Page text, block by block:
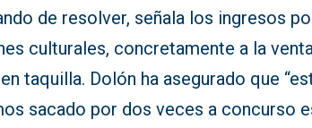
de resolver, señala los ingresos
culturales, concretamente a la
taquilla. Dolón ha asegurado que
sacado por dos veces a concurso